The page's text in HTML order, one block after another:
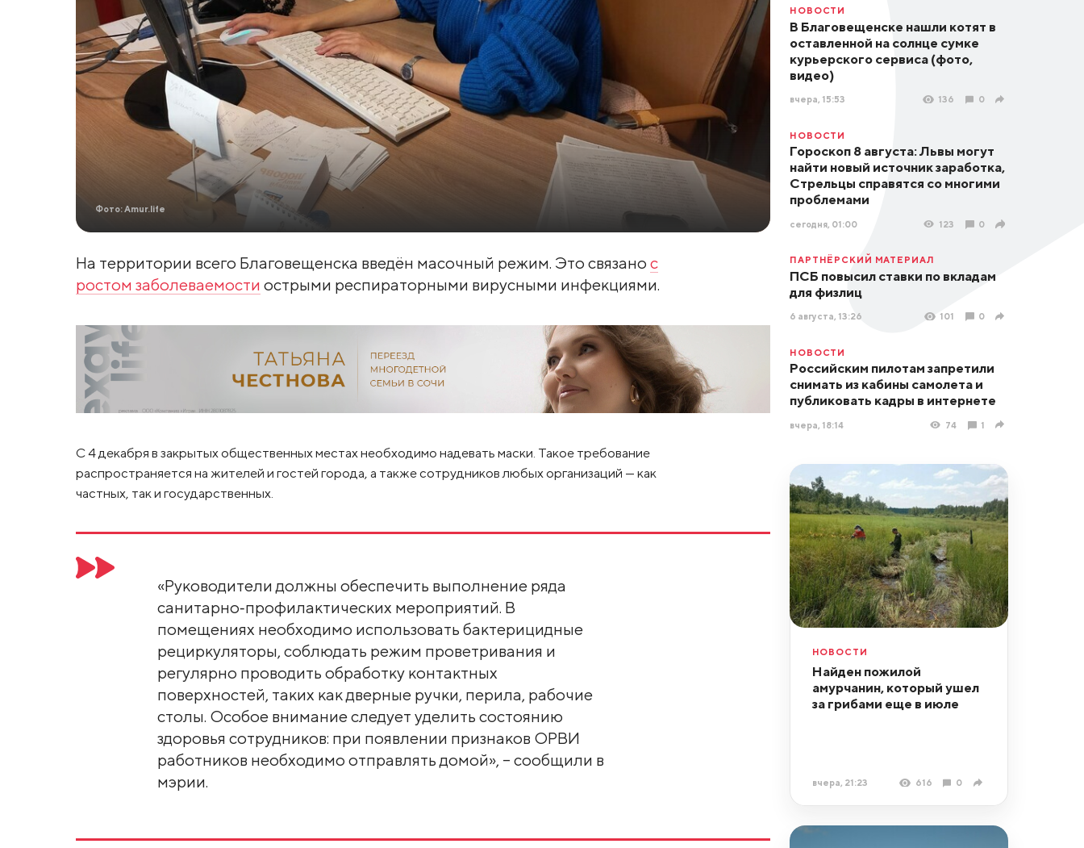
Фото: Amur.life
На территории всего Благовещенска введён масочный режим. Это связано с
ростом заболеваемости острыми респираторными вирусными инфекциями.
С 4 декабря в закрытых общественных местах необходимо надевать маски. Такое требование
распространяется на жителей и гостей города, а также сотрудников любых организаций — как
частных, так и государственных.
«Руководители должны обеспечить выполнение ряда
санитарно‑профилактических мероприятий. В
помещениях необходимо использовать бактерицидные
рециркуляторы, соблюдать режим проветривания и
регулярно проводить обработку контактных
поверхностей, таких как дверные ручки, перила, рабочие
столы. Особое внимание следует уделить состоянию
здоровья сотрудников: при появлении признаков ОРВИ
работников необходимо отправлять домой», – сообщили в
мэрии.
НОВОСТИ
В Благовещенске нашли котят в
оставленной на солнце сумке
курьерского сервиса (фото,
видео)
вчера, 15:53 136 0
НОВОСТИ
Гороскоп 8 августа: Львы могут
найти новый источник заработка,
Стрельцы справятся со многими
проблемами
сегодня, 01:00 123 0
ПАРТНЁРСКИЙ МАТЕРИАЛ
ПСБ повысил ставки по вкладам
для физлиц
6 августа, 13:26 101 0
НОВОСТИ
Российским пилотам запретили
снимать из кабины самолета и
публиковать кадры в интернете
вчера, 18:14 74 1
НОВОСТИ
Найден пожилой
амурчанин, который ушел
за грибами еще в июле
вчера, 21:23 616 0